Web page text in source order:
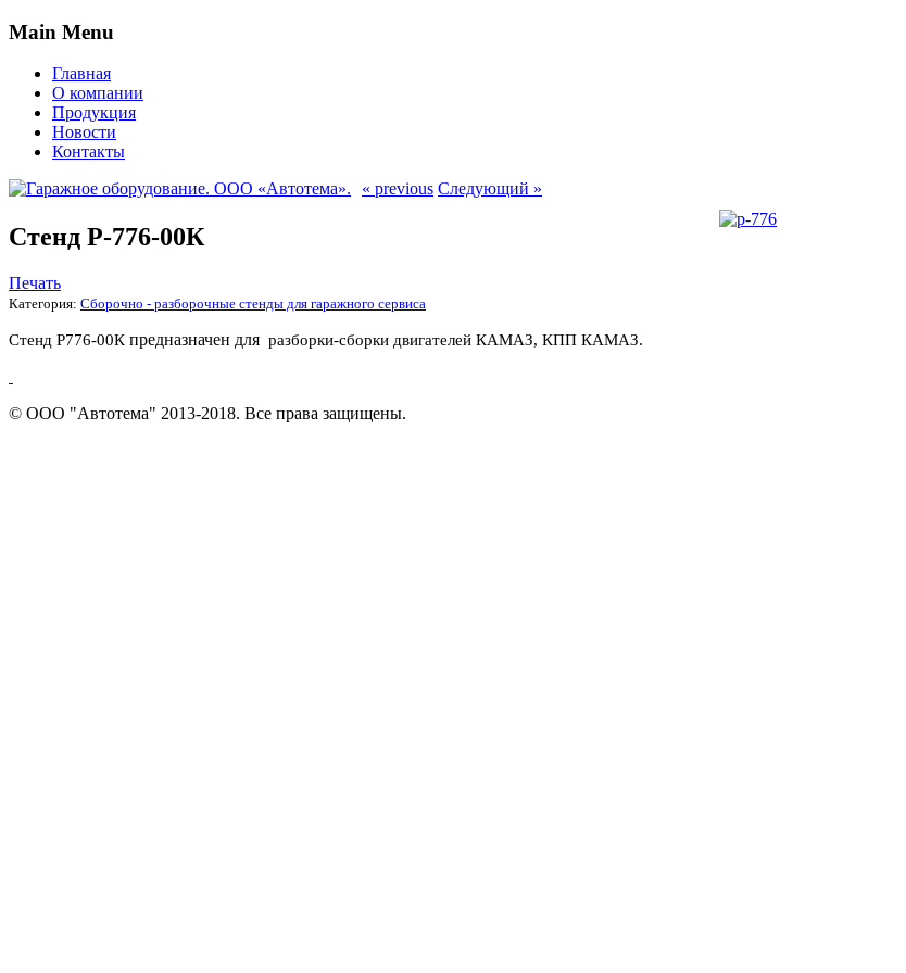
Main Menu
Главная
О компании
Продукция
Новости
Контакты
« previous Следующий »
Стенд Р-776-00К
Печать
Категория: Сборочно - разборочные стенды для гаражного сервиса
Стенд Р776-00К предназначен для разборки-сборки двигателей КАМАЗ, КПП КАМАЗ.
© ООО "Автотема" 2013-2018. Все права защищены.